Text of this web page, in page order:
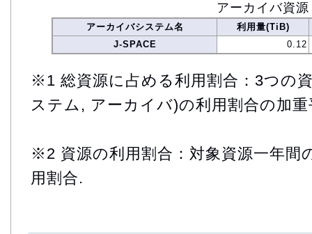
アーカイバ資源
アーカイバシステム名
利用量(TiB)
J-SPACE
0.12
※1 総資源に占める利用割合：3つの
ステム, アーカイバ)の利用割合の加重
※2 資源の利用割合：対象資源一年間
用割合.